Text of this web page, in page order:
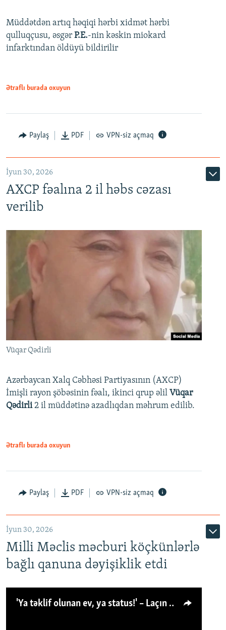
Müddətdən artıq həqiqi hərbi xidmət hərbi
qulluqçusu, əsgər P.E.-nin kəskin miokard
infarktından öldüyü bildirilir
Ətraflı burada oxuyun
Paylaş PDF VPN-siz açmaq
İyun 30, 2026
AXCP fəalına 2 il həbs cəzası
verilib
Vüqar Qədirli
Azərbaycan Xalq Cəbhəsi Partiyasının (AXCP)
İmişli rayon şöbəsinin fəalı, ikinci qrup əlil Vüqar
Qədirli2 il müddətinə azadlıqdan məhrum edilib.
Ətraflı burada oxuyun
Paylaş PDF VPN-siz açmaq
İyun 30, 2026
Milli Məclis məcburi köçkünlərlə
bağlı qanuna dəyişiklik etdi
'Ya təklif olunan ev, ya status!' – Laçın köçkünü: 'Laçından başqa heç hara!'